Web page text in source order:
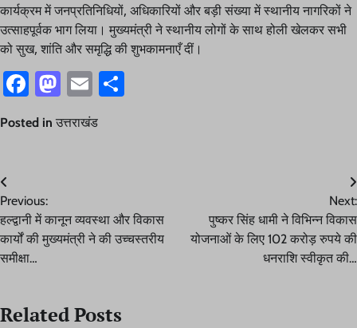
कार्यक्रम में जनप्रतिनिधियों, अधिकारियों और बड़ी संख्या में स्थानीय नागरिकों ने
उत्साहपूर्वक भाग लिया। मुख्यमंत्री ने स्थानीय लोगों के साथ होली खेलकर सभी
को सुख, शांति और समृद्धि की शुभकामनाएँ दीं।
Facebook
Mastodon
Email
Posted in उत्तराखंड
Post
navigation
Previous:
हल्द्वानी में कानून व्यवस्था और विकास
कार्यों की मुख्यमंत्री ने की उच्चस्तरीय
समीक्षा…
Next:
पुष्कर सिंह धामी ने विभिन्न विकास
योजनाओं के लिए 102 करोड़ रुपये की
धनराशि स्वीकृत की…
Related Posts